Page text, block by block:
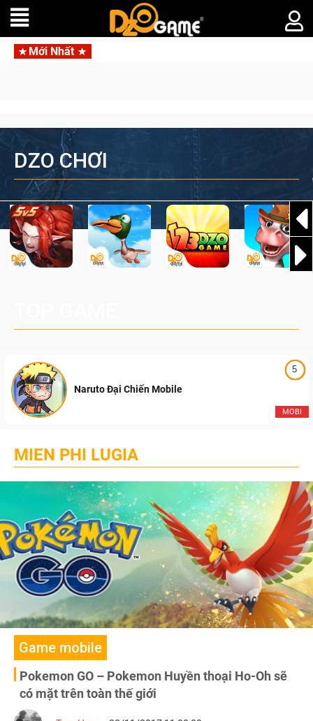
Mới Nhất
DZO CHƠI
5
MOBI
Naruto Đại Chiến Mobile
MIEN PHI LUGIA
Game mobile
Pokemon GO – Pokemon Huyền thoại Ho-Oh sẽ
có mặt trên toàn thế giới